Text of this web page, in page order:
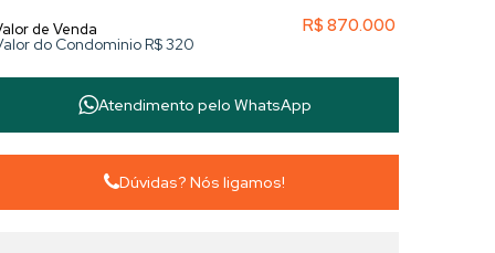
R$ 870.000
de Venda
do Condominio R$320
Atendimento pelo WhatsApp
Dúvidas? Nós ligamos!